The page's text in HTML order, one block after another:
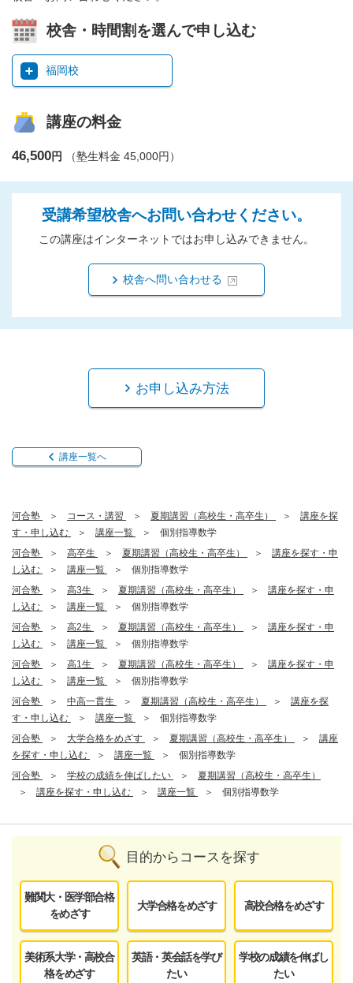
校舎・時間割を選んで申し込む
福岡校
講座の料金
46,500円 （塾生料金 45,000円）
受講希望校舎へお問い合わせください。
この講座はインターネットではお申し込みできません。
校舎へ問い合わせる
お申し込み方法
講座一覧へ
河合塾 コース・講習 夏期講習（高校生・高卒生）
講座を探
す・申し込む
講座一覧
個別指導数学
河合塾
高卒生 夏期講習（高校生・高卒生）
講座を探す・申
し込む
講座一覧
個別指導数学
河合塾
高3生 夏期講習（高校生・高卒生）
講座を探す・申
し込む
講座一覧
個別指導数学
河合塾
高2生 夏期講習（高校生・高卒生）
講座を探す・申
し込む
講座一覧
個別指導数学
河合塾
高1生 夏期講習（高校生・高卒生）
講座を探す・申
し込む
講座一覧
個別指導数学
河合塾
中高一貫生 夏期講習（高校生・高卒生）
講座を探
す・申し込む
講座一覧
個別指導数学
河合塾
大学合格をめざす 夏期講習（高校生・高卒生）
講座
を探す・申し込む
講座一覧
個別指導数学
河合塾
学校の成績を伸ばしたい
夏期講習（高校生・高卒生）
講座を探す・申し込む
講座一覧 個別指導数学
目的からコースを探す
難関大・医学部合格
をめざす
大学合格をめざす 高校合格をめざす
美術系大学・高校合
格をめざす
英語・英会話を学び
たい
学校の成績を伸ばし
たい